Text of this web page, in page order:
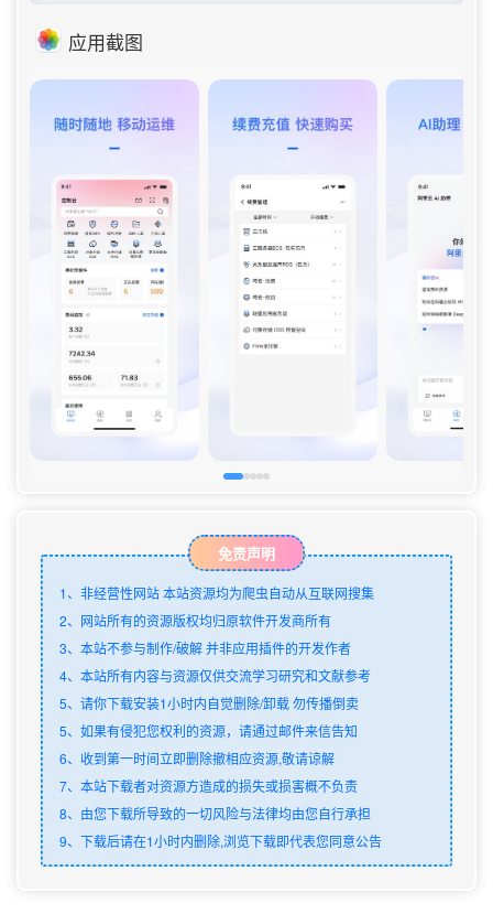
应用截图
免责声明
1、非经营性网站 本站资源均为爬虫自动从互联网搜集
2、网站所有的资源版权均归原软件开发商所有
3、本站不参与制作/破解 并非应用插件的开发作者
4、本站所有内容与资源仅供交流学习研究和文献参考
5、请你下载安装1小时内自觉删除/卸载 勿传播倒卖
5、如果有侵犯您权利的资源，请通过邮件来信告知
6、收到第一时间立即删除撤相应资源,敬请谅解
7、本站下载者对资源方造成的损失或损害概不负责
8、由您下载所导致的一切风险与法律均由您自行承担
9、下载后请在1小时内删除,浏览下载即代表您同意公告